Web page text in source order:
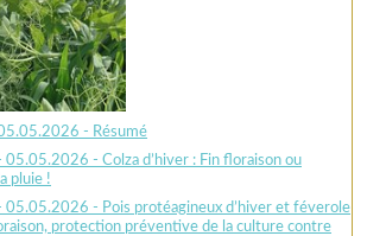
- Résumé
05.05.2026 - Colza d’hiver : Fin floraison ou
pluie !
05.05.2026 - Pois protéagineux d’hiver et féverole
protection préventive de la culture contre